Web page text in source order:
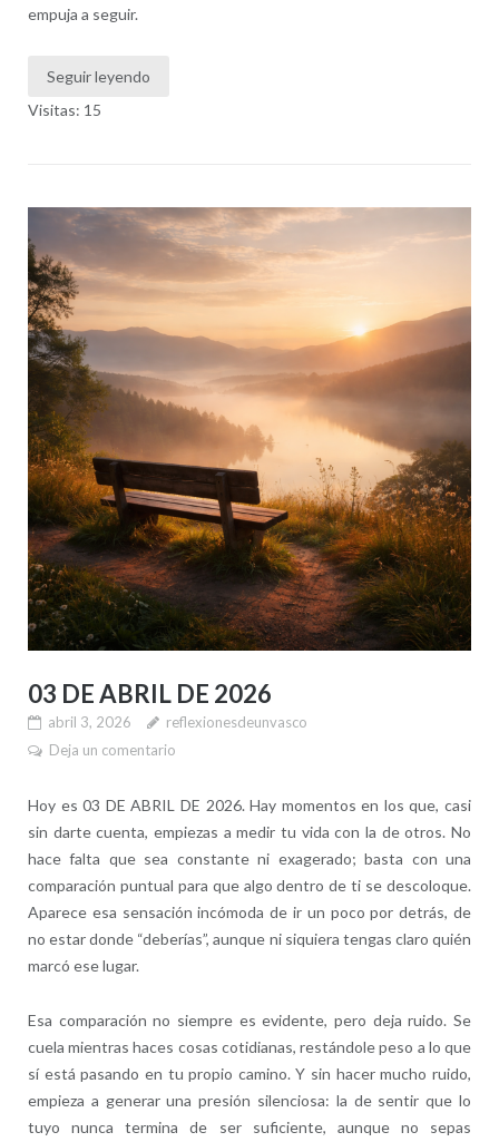
empuja a seguir.
Seguir leyendo
Visitas: 15
03 DE ABRIL DE 2026
abril 3, 2026
reflexionesdeunvasco
Deja un comentario
Hoy es 03 DE ABRIL DE 2026. Hay momentos en los que, casi
sin darte cuenta, empiezas a medir tu vida con la de otros. No
hace falta que sea constante ni exagerado; basta con una
comparación puntual para que algo dentro de ti se descoloque.
Aparece esa sensación incómoda de ir un poco por detrás, de
no estar donde “deberías”, aunque ni siquiera tengas claro quién
marcó ese lugar.
Esa comparación no siempre es evidente, pero deja ruido. Se
cuela mientras haces cosas cotidianas, restándole peso a lo que
sí está pasando en tu propio camino. Y sin hacer mucho ruido,
empieza a generar una presión silenciosa: la de sentir que lo
tuyo nunca termina de ser suficiente, aunque no sepas